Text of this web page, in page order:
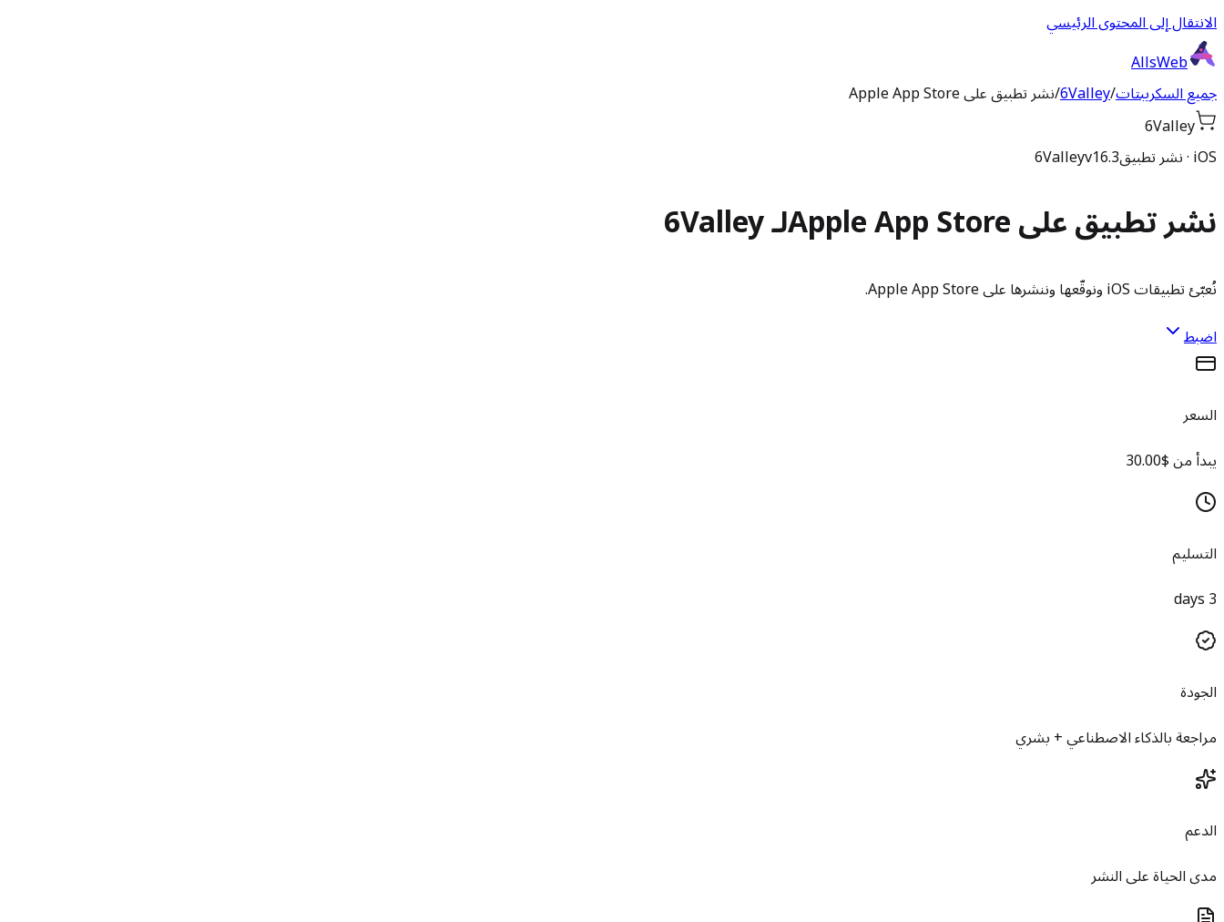
الانتقال إلى المحتوى الرئيسي
AllsWeb
جميع السكريبتات/
6Valley
/نشر تطبيق على Apple App Store
6Valley
iOS · نشر تطبيق
6Valleyv16.3
نشر تطبيق على Apple App Store لـ 6Valley
نُعبّئ تطبيقات iOS ونوقّعها وننشرها على Apple App Store.
اضبط
السعر
يبدأ من $30.00
التسليم
3 days
الجودة
مراجعة بالذكاء الاصطناعي + بشري
الدعم
مدى الحياة على النشر